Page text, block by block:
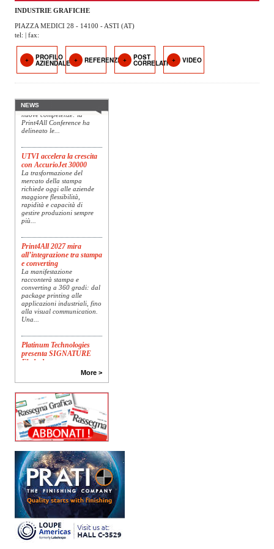
ENTI E
ZOOM
TEMATICI
INDUSTRIE GRAFICHE
PIAZZA MEDICI 28 - 14100 - ASTI (AT)
tel: | fax:
PROFILO
AZIENDALE REFERENZE POST
CORRELATI VIDEO
NEWS
nelle soluzioni di imaging,
una soluzione completa
basata su imaging...
Verso Print4All 2027: AI e
persone guidano il futuro
scenari geopolitici e alle
nuove competenze: la
Print4All Conference ha
delineato le...
UTVI accelera la crescita
con AccurioJet 30000
La trasformazione del
mercato della stampa
richiede oggi alle aziende
maggiore flessibilità,
rapidità e capacità di
gestire produzioni sempre
più...
Print4All 2027 mira
all’integrazione tra stampa
e converting
La manifestazione
racconterà stampa e
converting a 360 gradi: dal
package printing alle
applicazioni industriali, fino
alla visual communication.
Una...
Platinum Technologies
presenta SIGNATURE
Flatbed
approfondita delle reali
esigenze produttive del
mercato, Platinum
Technologies, centro
europeo di ricerca e...
Nava Press sceglie
AccurioJet 30000
Nava Press ha scelto di
integrare nel proprio
workflow la nuova
AccurioJet 30000 di Konica
Minolta, il sistema inkjet UV
LED B2+ progettato per...
Polyedra diventa un
marchio europeo: nasce
Polyedra Distribution
More >